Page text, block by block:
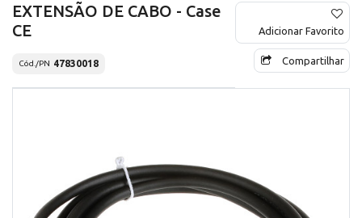
EXTENSÃO DE CABO - Case
CE
Cód./PN 47830018
Adicionar Favorito
Compartilhar